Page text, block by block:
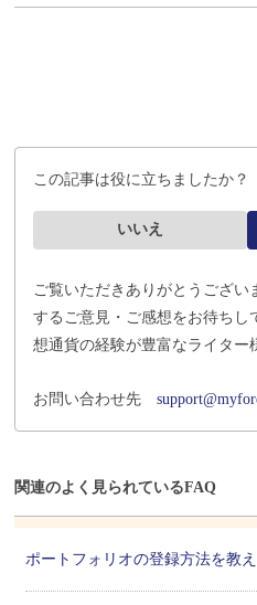
この記事は役に立ちましたか？
いいえ
ご覧いただきありがとうござい
するご意見・ご感想をお待ちし
想通貨の経験が豊富なライター
お問い合わせ先
関連のよく見られているFAQ
ポートフォリオの登録方法を教え